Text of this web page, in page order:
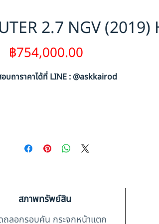
2.7 NGV
฿754,000.00
บถาราคาได้ที่ LINE : @askkairod
สภาพทรัพย์สิน
ถลอกรอบคัน กระจกหน้าแตก